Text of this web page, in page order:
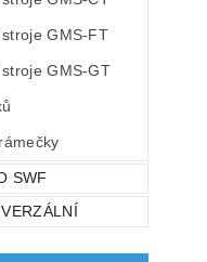
GMS-FT
GMS-GT
SWF